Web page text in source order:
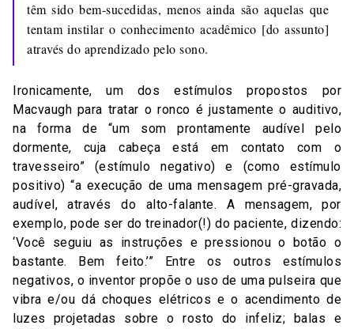
têm sido bem-sucedidas, menos ainda são aquelas que
tentam instilar o conhecimento acadêmico [do assunto]
através do aprendizado pelo sono.
Ironicamente, um dos estímulos propostos por
Macvaugh para tratar o ronco é justamente o auditivo,
na forma de “um som prontamente audível pelo
dormente, cuja cabeça está em contato com o
travesseiro” (estímulo negativo) e (como estímulo
positivo) “a execução de uma mensagem pré-gravada,
audível, através do alto-falante. A mensagem, por
exemplo, pode ser do treinador(!) do paciente, dizendo:
‘Você seguiu as instruções e pressionou o botão o
bastante. Bem feito.’” Entre os outros estímulos
negativos, o inventor propõe o uso de uma pulseira que
vibra e/ou dá choques elétricos e o acendimento de
luzes projetadas sobre o rosto do infeliz; balas e